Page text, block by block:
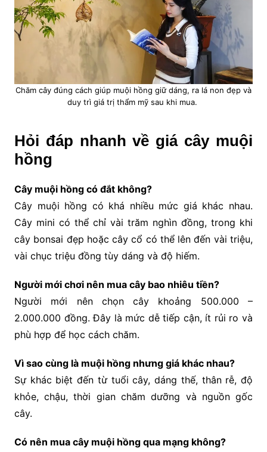
Chăm cây đúng cách giúp muội hồng giữ dáng, ra lá non đẹp và
duy trì giá trị thẩm mỹ sau khi mua.
Hỏi đáp nhanh về giá cây muội
hồng
Cây muội hồng có đắt không?
Cây muội hồng có khá nhiều mức giá khác nhau.
Cây mini có thể chỉ vài trăm nghìn đồng, trong khi
cây bonsai đẹp hoặc cây cổ có thể lên đến vài triệu,
vài chục triệu đồng tùy dáng và độ hiếm.
Người mới chơi nên mua cây bao nhiêu tiền?
Người mới nên chọn cây khoảng 500.000 –
2.000.000 đồng. Đây là mức dễ tiếp cận, ít rủi ro và
phù hợp để học cách chăm.
Vì sao cùng là muội hồng nhưng giá khác nhau?
Sự khác biệt đến từ tuổi cây, dáng thế, thân rễ, độ
khỏe, chậu, thời gian chăm dưỡng và nguồn gốc
cây.
Có nên mua cây muội hồng qua mạng không?